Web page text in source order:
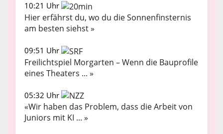
10:21 Uhr
Hier erfährst du, wo du die Sonnenfinsternis
am besten siehst »
09:51 Uhr
Freilichtspiel Morgarten – Wenn die Bauprofile
eines Theaters ... »
05:32 Uhr
«Wir haben das Problem, dass die Arbeit von
Juniors mit KI ... »